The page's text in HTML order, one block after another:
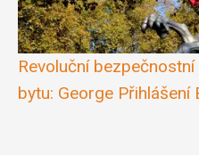
Revoluční
bytu: George Přihlášení